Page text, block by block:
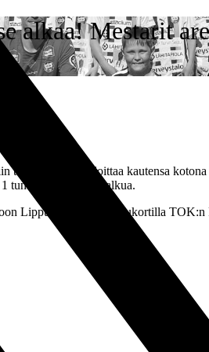
alkaa! Mestarit
tositeolla. TPS aloittaa kautensa
tunti ennen ottelun alkua.
Lippupalvelusta. S-etukortilla